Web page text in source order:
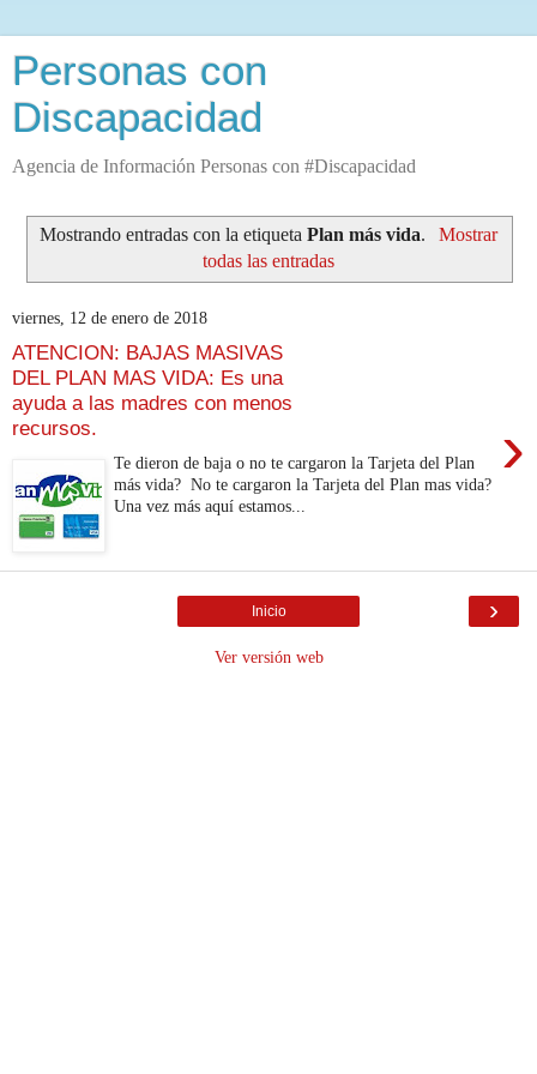
Personas con
Discapacidad
Agencia de Información Personas con #Discapacidad
Mostrando entradas con la etiquetaPlan más vida.
Mostrar
todas las entradas
viernes, 12 de enero de 2018
ATENCION: BAJAS MASIVAS
DEL PLAN MAS VIDA: Es una
ayuda a las madres con menos
recursos.
›
Te dieron de baja o no te cargaron la Tarjeta del Plan
más vida? No te cargaron la Tarjeta del Plan mas vida?
Una vez más aquí estamos...
›
Inicio
Ver versión web